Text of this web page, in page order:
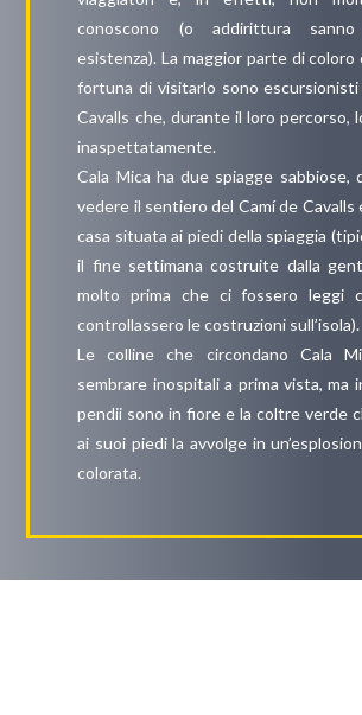
conoscono (o addirittura
esistenza). La maggior parte di coloro
fortuna di visitarlo sono escursionisti
Cavalls che, durante il loro percorso,
inaspettatamente.
Cala Mica ha due spiagge sabbiose,
vedere il sentiero del Camí de Cavalls
casa situata ai piedi della spiaggia
il fine settimana costruite dalla
molto prima che ci fossero leggi
controllassero le costruzioni sull’isola).
Le colline che circondano Cala
sembrare inospitali a prima vista, ma
pendii sono in fiore e la coltre verde
ai suoi piedi la avvolge in
colorata.